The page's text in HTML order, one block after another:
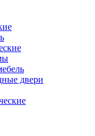
двери